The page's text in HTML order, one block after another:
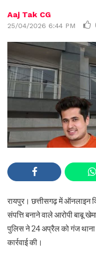
Aaj Tak CG
25/04/2026 6:44 PM
रायपुर। छत्तीसगढ़ में ऑनलाइन
संपत्ति बनाने वाले आरोपी बाबू
पुलिस ने 24 अप्रैल को गंज थाना
कार्रवाई की।